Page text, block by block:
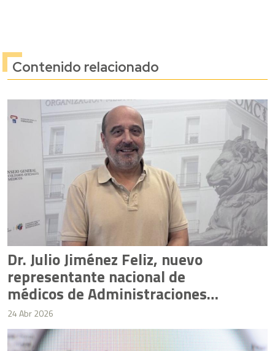
Contenido relacionado
Dr. Julio Jiménez Feliz, nuevo
representante nacional de
médicos de Administraciones
Públicas de la OMC
24 Abr 2026